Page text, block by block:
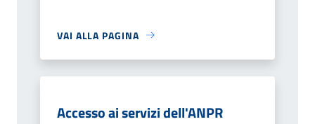
VAI ALLA PAGINA
Accesso ai servizi dell'ANPR